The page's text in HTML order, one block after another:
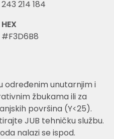
243 214 184
HEX
#F3D6B8
određenim unutarnjim i
žbukama ili za
površina (Y<25).
JUB tehničku službu.
nalazi se ispod.